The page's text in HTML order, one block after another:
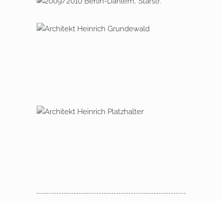
2009 – 2010 Berlin Dahlem,
2006 – 2007 Berlin Dahlem,
2013 – 2014 Berlin,